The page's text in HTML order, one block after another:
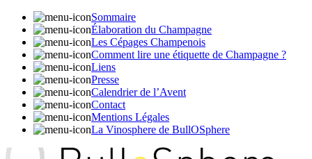
Sommaire
Élaboration du Champagne
Les Cépages Champenois
Comment lire une étiquette de Champagne ?
Liens
Presse
Calendrier de l’Avent
Contact
Mentions Légales
La Vinosphere de BullOSphere